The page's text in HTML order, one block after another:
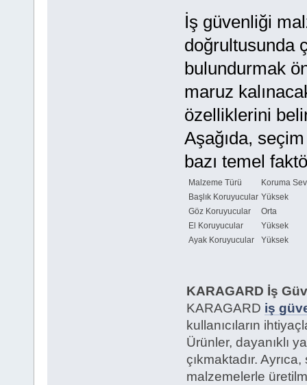
İş güvenliği
doğrultusunda
bulundurmak
maruz
özelliklerini
Aşağıda,
bazı temel
Malzeme Türü
Koruma
Başlık Koruyucular Yüksek
Göz Koruyucular
Orta
El Koruyucular
Yüksek
Ayak Koruyucular
Yüksek
KARAGARD İş
KARAGARD iş
kullanıcıların
Ürünler, dayanıklı
çıkmaktadır.
malzemelerle